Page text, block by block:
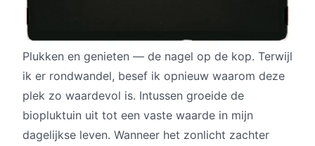
Plukken en genieten — de nagel op de kop. Terwijl
ik er rondwandel, besef ik opnieuw waarom deze
plek zo waardevol is. Intussen groeide de
biopluktuin uit tot een vaste waarde in mijn
dagelijkse leven. Wanneer het zonlicht zachter